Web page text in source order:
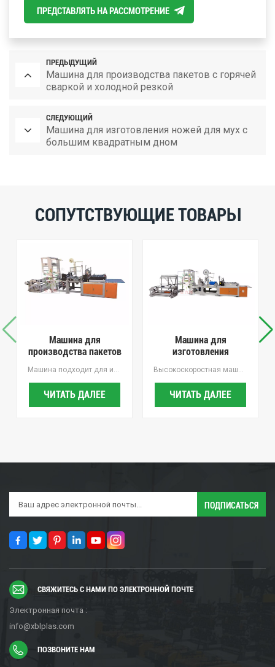
ПРЕДСТАВЛЯТЬ НА РАССМОТРЕНИЕ
ПРЕДЫДУЩИЙ
Машина для производства пакетов с горячей
сваркой и холодной резкой
СЛЕДУЮЩИЙ
Машина для изготовления ножей для мух с
большим квадратным дном
СОПУТСТВУЮЩИЕ ТОВАРЫ
Машина для
производства пакетов
боковой запечаткойМашина подходит для изготовления пакетов для резки с возможностью горячего запечатывания из БОПП, ОПП, полиэтилена и других пластиковых пакетов с печатью. Это идеальное оборудование для изготовления пакетов для носков, пакетов для полотенец, пакетов для хлеба и пакетов для ювелирных изделий, почтовых пакетов, курьерских пакетов, пакетов для проверки безопасности. , сумки беспошлинной торговли и т. д.
ЧИТАТЬ ДАЛЕЕ
Машина для
изготовления
полиэтилена
Высокоскоростная машина для перфорации мульчирующей пленки, Простота в эксплуатации, интеллектуальность и эффективность, расстояние между отверстиями и диаметр удержания свободно регулируются. Расстояние между отверстиями и апертура свободно регулируются, с Переработка отходовинж.
ЧИТАТЬ ДАЛЕЕ
СВЯЖИТЕСЬ С НАМИ ПО ЭЛЕКТРОННОЙ ПОЧТЕ
Электронная почта :
info@xblplas.com
ПОЗВОНИТЕ НАМ